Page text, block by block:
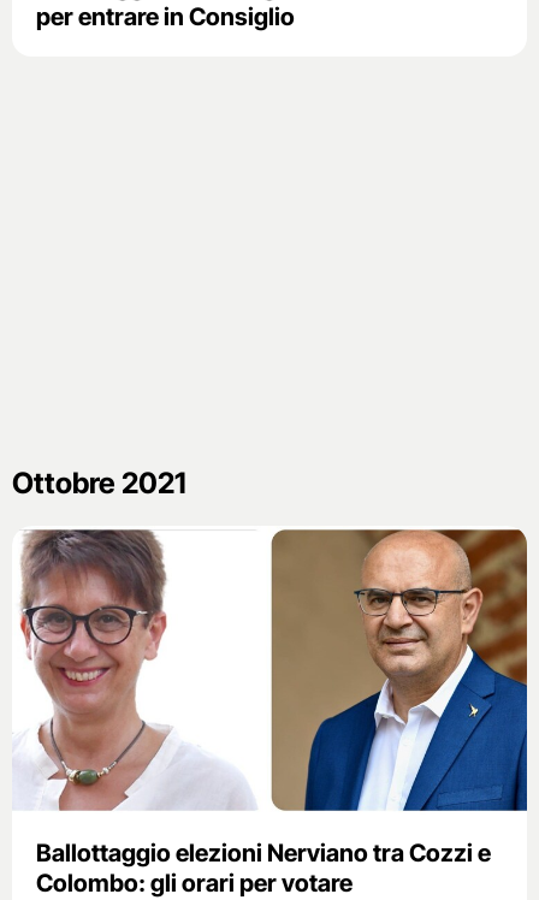
per entrare in Consiglio
Ottobre 2021
Ballottaggio elezioni Nerviano tra Cozzi e
Colombo: gli orari per votare